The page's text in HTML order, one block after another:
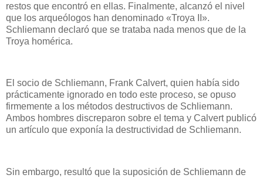
restos que encontró en ellas. Finalmente, alcanzó el nivel
que los arqueólogos han denominado «Troya II».
Schliemann declaró que se trataba nada menos que de la
Troya homérica.
El socio de Schliemann, Frank Calvert, quien había sido
prácticamente ignorado en todo este proceso, se opuso
firmemente a los métodos destructivos de Schliemann.
Ambos hombres discreparon sobre el tema y Calvert publicó
un artículo que exponía la destructividad de Schliemann.
Sin embargo, resultó que la suposición de Schliemann de